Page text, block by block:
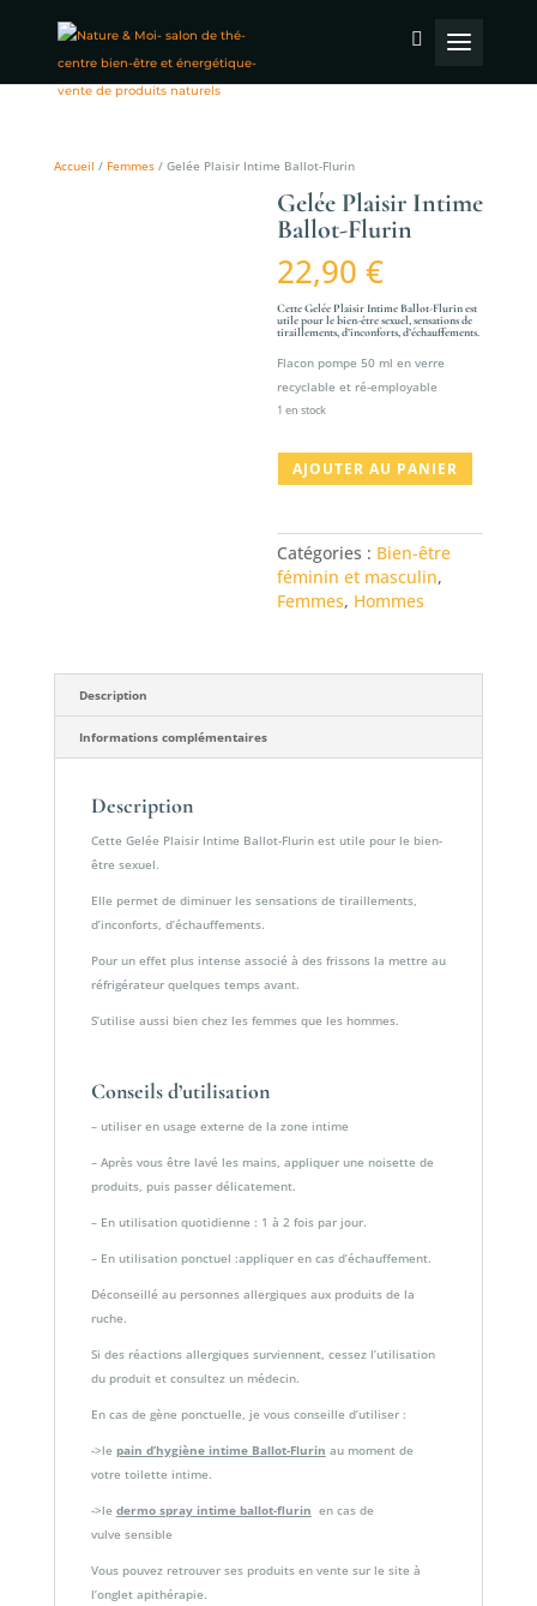
Accueil / Femmes/ Gelée Plaisir Intime Ballot-Flurin
Gelée Plaisir Intime
Ballot-Flurin
22,90€
Cette Gelée Plaisir Intime Ballot-Flurin est
utile pour le bien-être sexuel, sensations de
tiraillements, d’inconforts, d’échauffements.
Flacon pompe 50 ml en verre
recyclable et ré-employable
1 en stock
quantité
de
Plaisir
Intime
Ballot-
Flurin
AJOUTER AU PANIER
Catégories : Bien-être
féminin et masculin,
Femmes, Hommes
Description
Informations complémentaires
Description
Cette Gelée Plaisir Intime Ballot-Flurin est utile pour le bien-
être sexuel.
Elle permet de diminuer les sensations de tiraillements,
d’inconforts, d’échauffements.
Pour un effet plus intense associé à des frissons la mettre au
réfrigérateur quelques temps avant.
S’utilise aussi bien chez les femmes que les hommes.
Conseils d’utilisation
– utiliser en usage externe de la zone intime
– Après vous être lavé les mains, appliquer une noisette de
produits, puis passer délicatement.
– En utilisation quotidienne : 1 à 2 fois par jour.
– En utilisation ponctuel :appliquer en cas d’échauffement.
Déconseillé au personnes allergiques aux produits de la
ruche.
Si des réactions allergiques surviennent, cessez l’utilisation
du produit et consultez un médecin.
En cas de gène ponctuelle, je vous conseille d’utiliser :
->le pain d’hygiène intime Ballot-Flurin au moment de
votre toilette intime.
->le dermo spray intime ballot-flurin en cas de
vulve sensible
Vous pouvez retrouver ses produits en vente sur le site à
l’onglet apithérapie.